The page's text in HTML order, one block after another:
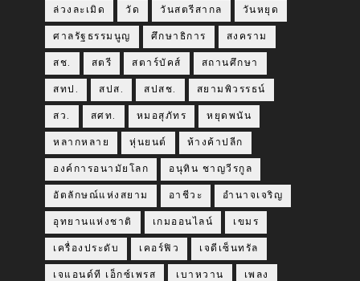
ล่วงละเมิด วัด วันสตรีสากล วันหยุด
ศาลรัฐธรรมนูญ ศึกษาธิการ สงคราม
สช. สตรี สตาร์บัคส์ สถานศึกษา
สทป. สปส. สปสช. สยามพิวรรธน์
สว. สศท. หมอสุภัทร หยุดพนัน
หลากหลาย หุ่นยนต์ ห้างค้าปลีก
องค์การอนามัยโลก อนุทิน ชาญวีรกูล
อัตลักษณ์แห่งสยาม อาชีวะ อำนาจเจริญ
อุทยานแห่งชาติ เกมออนไลน์ เขมร
เครื่องประดับ เคอร์ฟิว เจดีเซ็นทรัล
เจแอนด์ที เอ็กซ์เพรส เบาหวาน เพลง